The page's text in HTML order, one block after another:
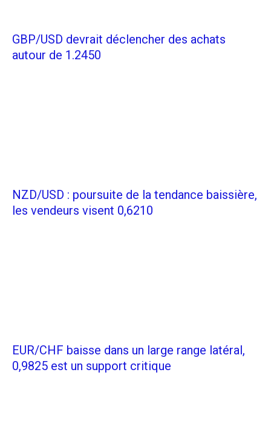
GBP/USD devrait déclencher des achats
autour de 1.2450
NZD/USD : poursuite de la tendance baissière,
les vendeurs visent 0,6210
EUR/CHF baisse dans un large range latéral,
0,9825 est un support critique